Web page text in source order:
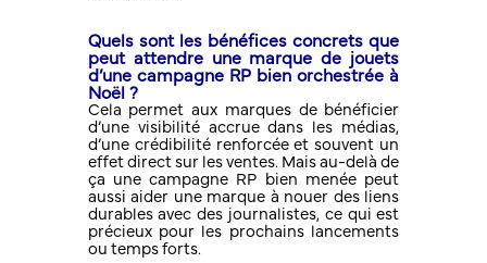
Quels sont les bénéfices concrets que
peut attendre une marque de jouets
d’une campagne RP bien orchestrée à
Noël ?
Cela permet aux marques de bénéficier
d’une visibilité accrue dans les médias,
d’une crédibilité renforcée et souvent un
effet direct sur les ventes. Mais au-delà de
ça une campagne RP bien menée peut
aussi aider une marque à nouer des liens
durables avec des journalistes, ce qui est
précieux pour les prochains lancements
ou temps forts.